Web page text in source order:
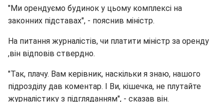
"Ми орендуємо будинок у цьому комплексі на
законних підставах", - пояснив міністр.
На питання журналістів, чи платити міністр за оренду
,він відповів ствердно.
"Так, плачу. Вам керівник, наскільки я знаю, нашого
підрозділу дав коментар. І Ви, кішечка, не плутайте
журналістику з підгляданням", - сказав він.